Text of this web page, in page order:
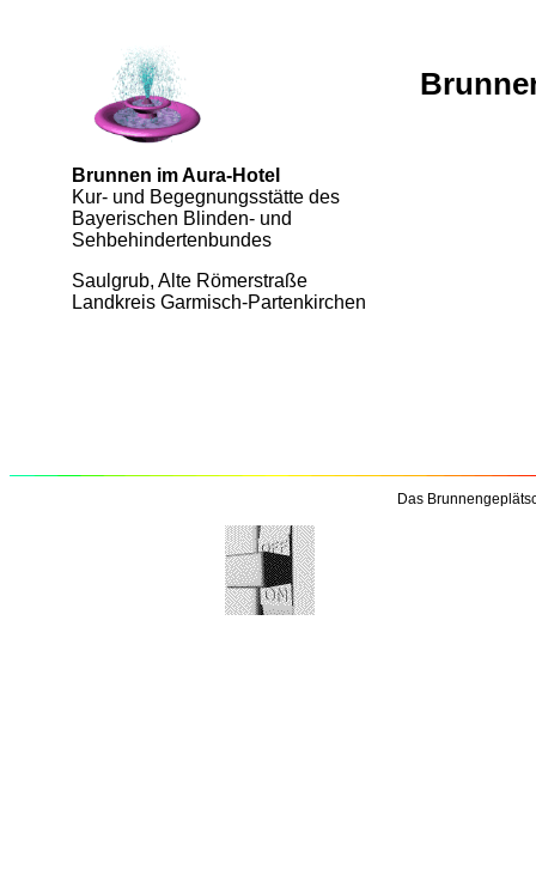
Brunnen im Aura-Hotel
Kur- und Begegnungsstätte des
Bayerischen Blinden- und
Sehbehindertenbundes
Saulgrub, Alte Römerstraße
Landkreis Garmisch-Partenkirchen
Das